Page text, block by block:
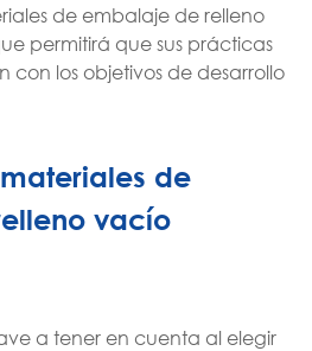
de embalaje de relleno
permitirá que sus prácticas
con los objetivos de desarrollo
de
vacío
a tener en cuenta al elegir